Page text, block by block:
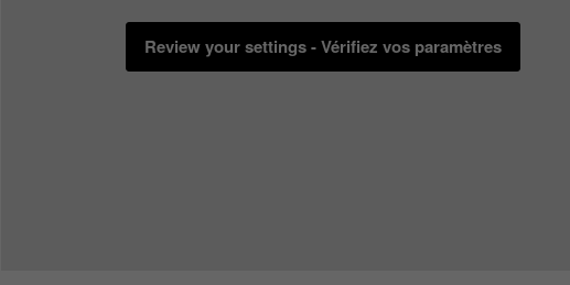
Review your settings - Vérifiez vos paramètres